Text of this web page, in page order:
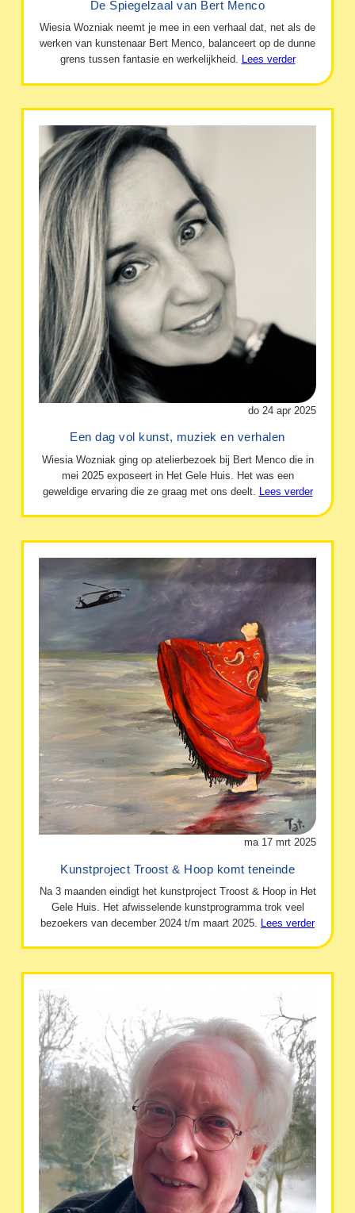
De Spiegelzaal van Bert Menco
Wiesia Wozniak neemt je mee in een verhaal dat, net als de
werken van kunstenaar Bert Menco, balanceert op de dunne
grens tussen fantasie en werkelijkheid. Lees verder
do 24 apr 2025
Een dag vol kunst, muziek en verhalen
Wiesia Wozniak ging op atelierbezoek bij Bert Menco die in
mei 2025 exposeert in Het Gele Huis. Het was een
geweldige ervaring die ze graag met ons deelt.
Lees verder
ma 17 mrt 2025
Kunstproject Troost & Hoop komt teneinde
Na 3 maanden eindigt het kunstproject Troost & Hoop in Het
Gele Huis. Het afwisselende kunstprogramma trok veel
bezoekers van december 2024 t/m maart 2025. Lees verder